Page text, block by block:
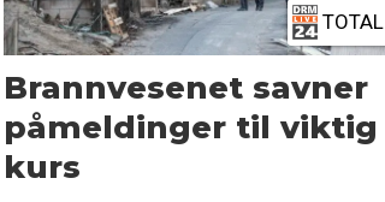
TOTAL
Brannvesenet savner
påmeldinger til viktig
kurs